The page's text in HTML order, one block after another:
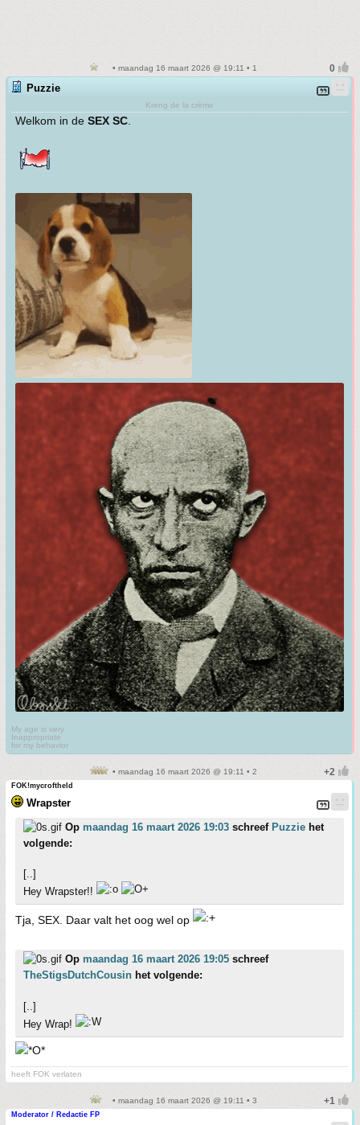
• maandag 16 maart 2026 @ 19:11 • 1
Puzzie
Kreng de la crème
Welkom in de SEX SC
My age is very
Inappropriate
for my behavior
• maandag 16 maart 2026 @ 19:11 • 2
FOK!mycroftheld
Wrapster
Op maandag 16 maart 2026 19:03 schreef Puzzie het
volgende:
[..]
Hey Wrapster!!
Tja, SEX. Daar valt het oog wel op
Op maandag 16 maart 2026 19:05 schreef
TheStigsDutchCousin het volgende:
[..]
Hey Wrap!
heeft FOK verlaten
• maandag 16 maart 2026 @ 19:11 • 3
Moderator / Redactie FP